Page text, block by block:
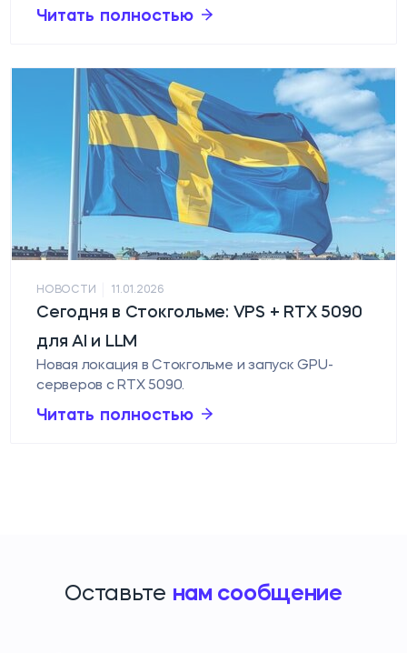
Читать полностью
НОВОСТИ 11.01.2026
Сегодня в Стокгольме: VPS + RTX 5090
для AI и LLM
Новая локация в Стокгольме и запуск GPU-
серверов с RTX 5090.
Читать полностью
Оставьте нам сообщение